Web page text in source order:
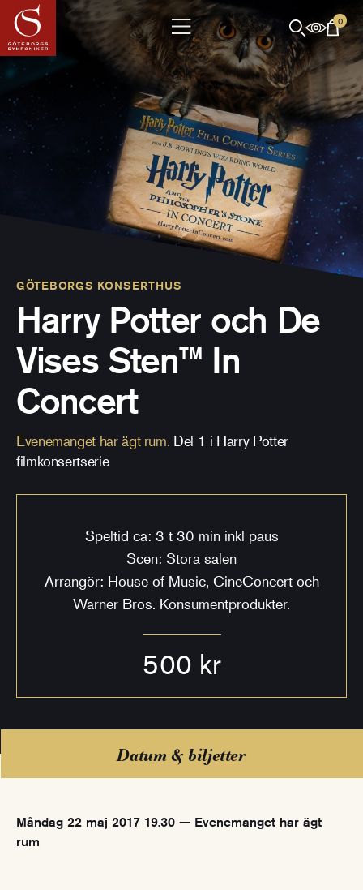
0
GÖTEBORGS KONSERTHUS
Harry Potter och De
Vises Sten™ In
Concert
Evenemanget har ägt rum. Del 1 i Harry Potter
filmkonsertserie
Speltid ca: 3 t 30 min inkl paus
Scen: Stora salen
Arrangör: House of Music, CineConcert och
Warner Bros. Konsumentprodukter.
500 kr
Datum & biljetter
Måndag 22 maj 2017 19.30 — Evenemanget har ägt
rum